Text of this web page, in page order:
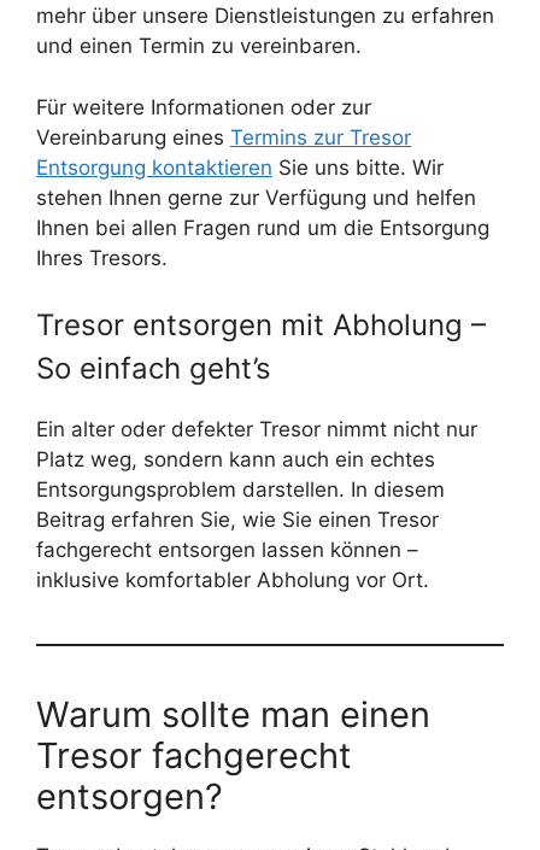
mehr über unsere Dienstleistungen zu erfahren
und einen Termin zu vereinbaren.
Für weitere Informationen oder zur
Vereinbarung eines Termins zur Tresor
Entsorgung kontaktieren Sie uns bitte. Wir
stehen Ihnen gerne zur Verfügung und helfen
Ihnen bei allen Fragen rund um die Entsorgung
Ihres Tresors.
Tresor entsorgen mit Abholung –
So einfach geht’s
Ein alter oder defekter Tresor nimmt nicht nur
Platz weg, sondern kann auch ein echtes
Entsorgungsproblem darstellen. In diesem
Beitrag erfahren Sie, wie Sie einen Tresor
fachgerecht entsorgen lassen können –
inklusive komfortabler Abholung vor Ort.
Warum sollte man einen
Tresor fachgerecht
entsorgen?